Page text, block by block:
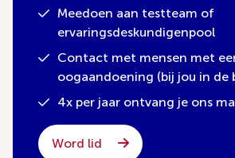
Meedoen aan testteam of
ervaringsdeskundigenpool
Contact met mensen met
oogaandoening (bij jou in de
4x per jaar ontvang je ons
Word lid